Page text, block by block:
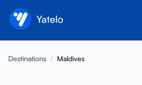
Destinations / Maldives